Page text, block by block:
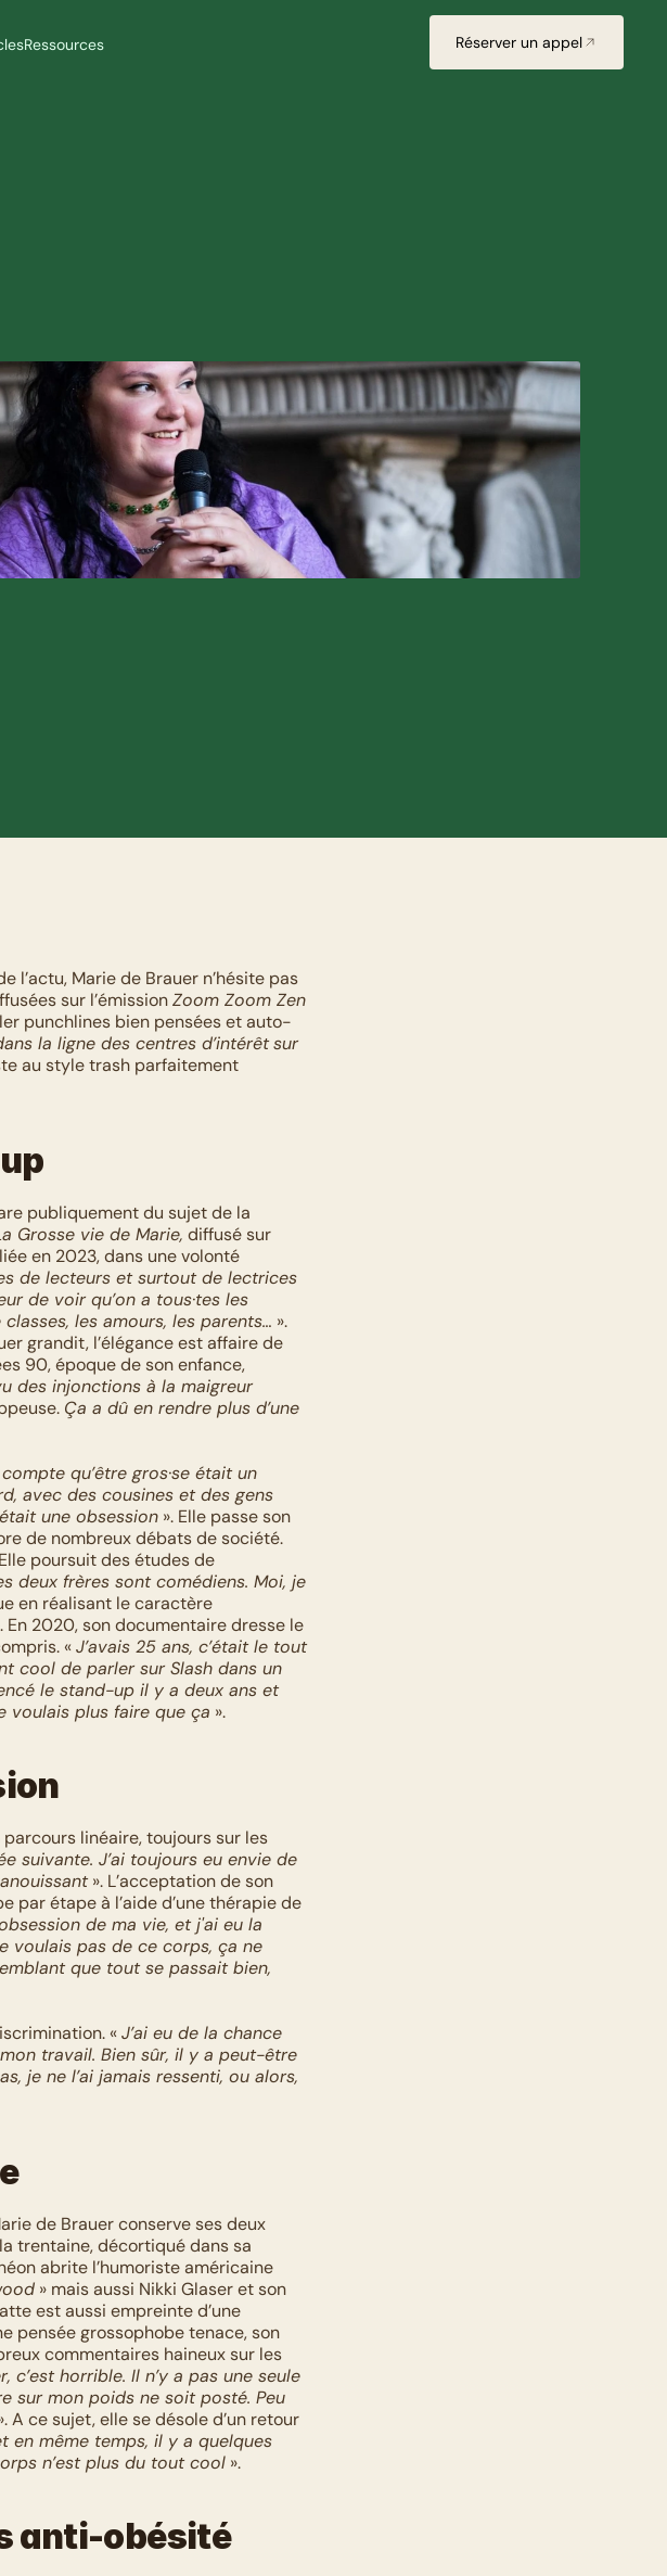
Ressources Réserver un appel
l’actu, Marie de Brauer n’hésite pas
sur l’émission Zoom Zoom Zen
punchlines bien pensées et auto-
la ligne des centres d’intérêtsur
au style trash parfaitement
Grosse vie de Marie, diffusé sur
en 2023, dans une volonté
de lecteurs et surtout de lectrices
de voir qu’on a tous·tes les
les amours, les parents… ».
grandit, l’élégance est affaire de
90, époque de son enfance,
des injonctions à la maigreur
Ça a dû en rendre plus d’une
qu’être gros·se était un
avec des cousines et des gens
une obsession ». Elle passe son
de nombreux débats de société.
poursuit des études de
deux frères sont comédiens. Moi, je
en réalisant le caractère
2020, son documentaire dresse le
« J’avais 25 ans, c’était le tout
cool de parler sur Slash dans un
le stand-up il y a deux ans et
voulais plus faire que ça ».
parcours linéaire, toujours sur les
suivante. J’ai toujours eu envie de
». L’acceptation de son
par étape à l’aide d’une thérapie de
de ma vie, et j'ai eu la
voulais pas de ce corps, ça ne
que tout se passait bien,
« J’ai eu de la chance
travail. Bien sûr, il y a peut-être
je ne l’ai jamais ressenti, ou alors,
de Brauer conserve ses deux
trentaine, décortiqué dans sa
abrite l’humoriste américaine
» mais aussi Nikki Glaser et son
est aussi empreinte d’une
pensée grossophobe tenace, son
commentaires haineux sur les
c’est horrible. Il n’y a pas une seule
sur mon poids ne soit posté. Peu
A ce sujet, elle se désole d’un retour
en même temps, il y a quelques
n’est plus du tout cool ».
anti-obésité